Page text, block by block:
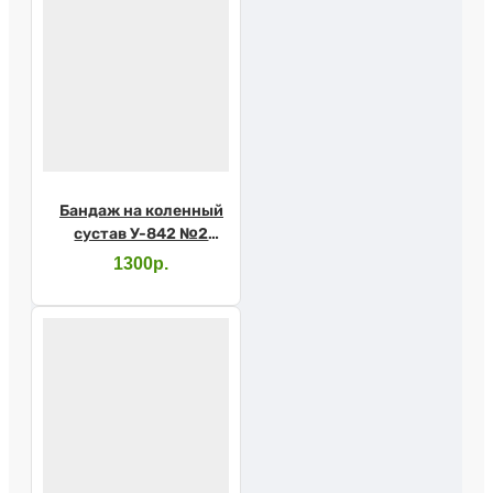
Бандаж на коленный
сустав У-842 №2
серый (Крейт)
1300р.